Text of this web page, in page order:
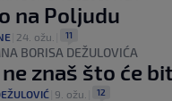
na Poljudu
24. ožu. 11
BORISA DEŽULOVIĆA
znaš što će
9. ožu. 12